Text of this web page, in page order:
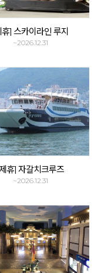
] 스카이라인 루지
~2026.12.31
휴] 자갈치크루즈
~2026.12.31